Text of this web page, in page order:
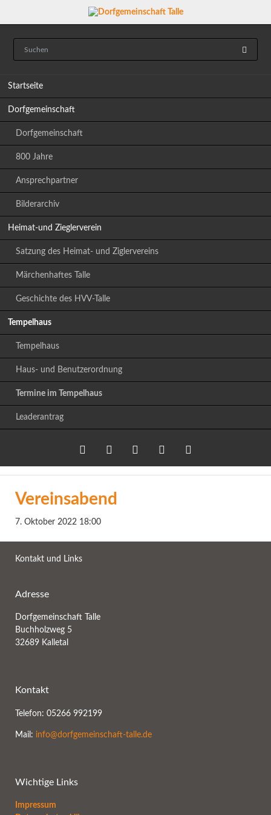
Startseite
Dorfgemeinschaft
Dorfgemeinschaft
800 Jahre
Ansprechpartner
Bilderarchiv
Heimat-und Zieglerverein
Satzung des Heimat- und Ziglervereins
Märchenhaftes Talle
Geschichte des HVV-Talle
Tempelhaus
Tempelhaus
Haus- und Benutzerordnung
Termine im Tempelhaus
Leaderantrag
Twitter LinkedIn
Vereinsabend
7. Oktober 2022 18:00
Kontakt und Links
Adresse
Dorfgemeinschaft Talle
Buchholzweg 5
32689 Kalletal
Kontakt
Telefon: 05266 992199
Mail: info@dorfgemeinschaft-talle.de
Wichtige Links
Impressum